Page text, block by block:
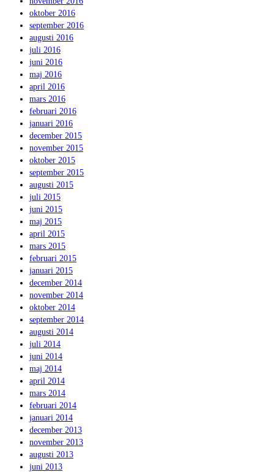
oktober 2016
september 2016
augusti 2016
juli 2016
juni 2016
maj 2016
april 2016
mars 2016
februari 2016
januari 2016
december 2015
november 2015
oktober 2015
september 2015
augusti 2015
juli 2015
juni 2015
maj 2015
april 2015
mars 2015
februari 2015
januari 2015
december 2014
november 2014
oktober 2014
september 2014
augusti 2014
juli 2014
juni 2014
maj 2014
april 2014
mars 2014
februari 2014
januari 2014
december 2013
november 2013
augusti 2013
juni 2013